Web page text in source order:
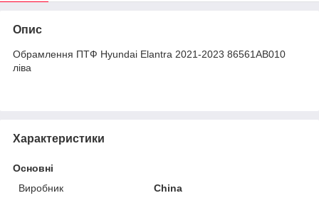
Опис
Обрамлення ПТФ Hyundai Elantra 2021-2023 86561AB010
ліва
Характеристики
Основні
Виробник
China